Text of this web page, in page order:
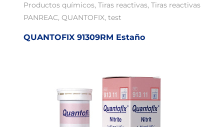
Productos químicos, Tiras reactivas, Tiras reactivas
PANREAC, QUANTOFIX, test
QUANTOFIX 91309RM Estaño